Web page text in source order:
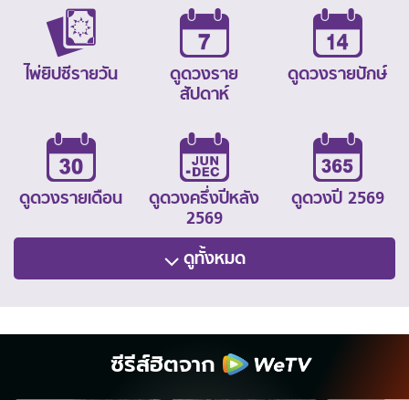
ไพ่ยิปซีรายวัน
ดูดวงราย
สัปดาห์
ดูดวงรายปักษ์
ดูดวงรายเดือน
ดูดวงครึ่งปีหลัง
2569
ดูดวงปี 2569
ดูทั้งหมด
ซีรีส์ฮิตจาก